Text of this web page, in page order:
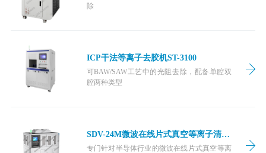
除
ICP干法等离子去胶机ST-3100
可BAW/SAW工艺中的光阻去除，配备单腔双
腔两种类型
SDV-24M微波在线片式真空等离子清洗机
专门针对半导体行业的微波在线片式真空等离